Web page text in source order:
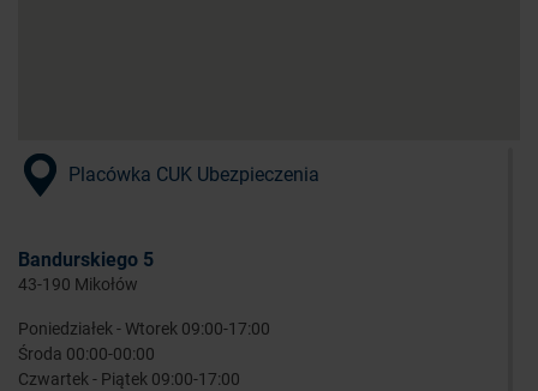
Placówka CUK Ubezpieczenia
Bandurskiego 5
43-190 Mikołów
Poniedziałek - Wtorek 09:00-17:00
Środa 00:00-00:00
Czwartek - Piątek 09:00-17:00